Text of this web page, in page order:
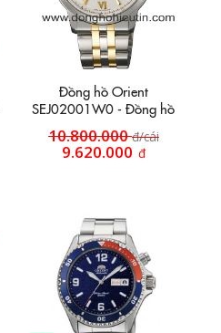
Đồng hồ Orient
SEJ02001W0 - Đồng hồ
dây inox HT50
10.800.000đ/cái
9.620.000 đ